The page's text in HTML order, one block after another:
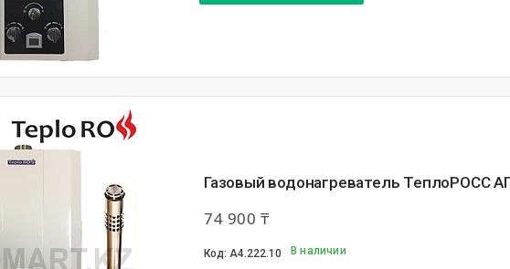
Газовый водонагреватель ТеплоРОСС
74 900 ₸
А4.222.10 В наличии